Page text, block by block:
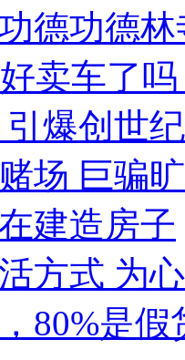
德功德林
卖车了
爆创世
场 巨骗
建造房子
方式 为
80%是假